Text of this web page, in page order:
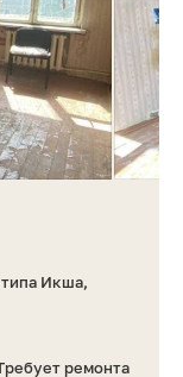
Икша,
ремонта